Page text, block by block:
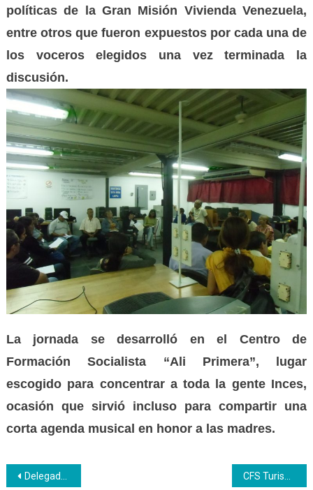
políticas de la Gran Misión Vivienda Venezuela,
entre otros que fueron expuestos por cada una de
los voceros elegidos una vez terminada la
discusión.
La jornada se desarrolló en el Centro de
Formación Socialista “Ali Primera”, lugar
escogido para concentrar a toda la gente Inces,
ocasión que sirvió incluso para compartir una
corta agenda musical en honor a las madres.
Navegación
Delegados del Clae estuvieron en la emisión 96 de Somos Inces